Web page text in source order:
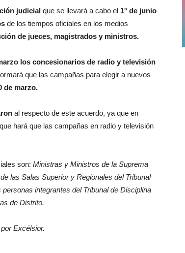
judicial que se llevará a cabo el 1° de junio
de los tiempos oficiales en los medios
de jueces, magistrados y ministros.
los concesionarios de radio y televisión
que las campañas para elegir a nuevos
de marzo.
al respecto de este acuerdo, ya que en
hará que las campañas en radio y televisión
son: Ministras y Ministros de la Suprema
las Salas Superior y Regionales del Tribunal
integrantes del Tribunal de Disciplina
de Distrito.
Excélsior.